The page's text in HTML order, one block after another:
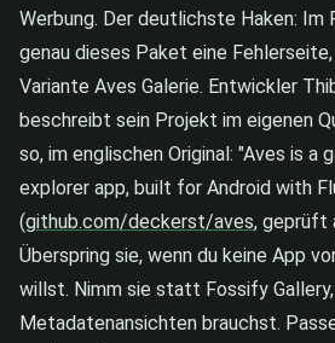
Werbung. Der deutlichste Haken:
genau dieses Paket eine
Variante Aves Galerie. Entwickler
beschreibt sein Projekt im eigenen
so, im englischen Original: "Aves is a
explorer app, built for Android with
(github.com/deckerst/aves, geprüft
Überspring sie, wenn du keine App
willst. Nimm sie statt Fossify
Metadatenansichten brauchst.